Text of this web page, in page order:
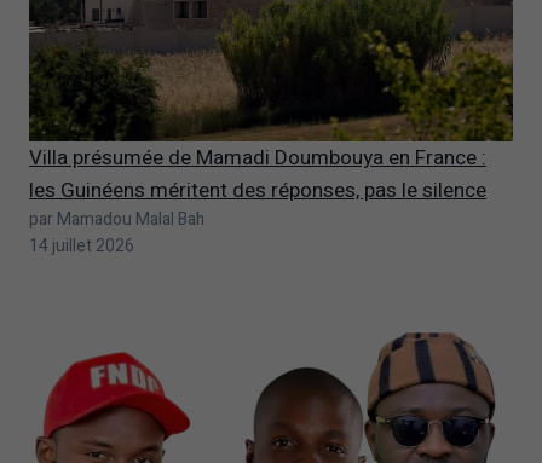
Villa présumée de Mamadi Doumbouya en France :
les Guinéens méritent des réponses, pas le silence
par Mamadou Malal Bah
14 juillet 2026